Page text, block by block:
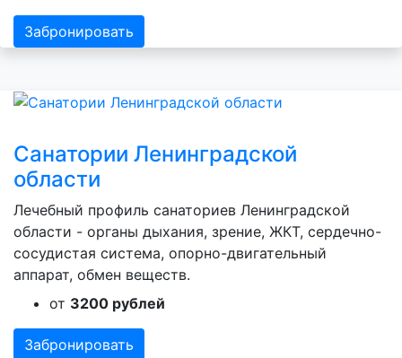
Забронировать
Санатории Ленинградской
области
Лечебный профиль санаториев Ленинградской
области - органы дыхания, зрение, ЖКТ, сердечно-
сосудистая система, опорно-двигательный
аппарат, обмен веществ.
от 3200 рублей
Забронировать